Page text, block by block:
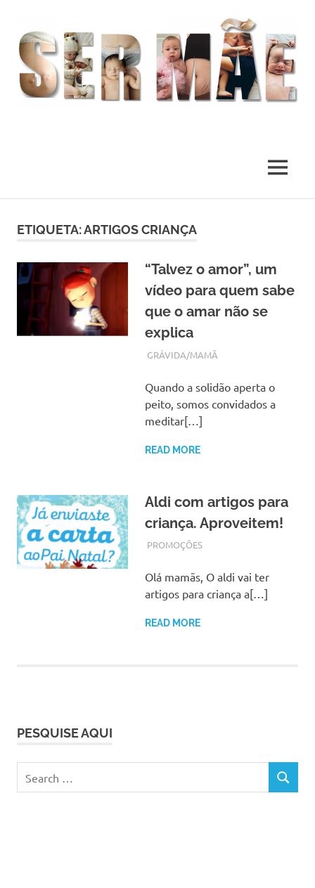
MENU
ETIQUETA:ARTIGOS CRIANÇA
“Talvez o amor”, um
vídeo para quem sabe
que o amar não se
explica
NOVEMBRO 22, 2018
ADMIN
GRÁVIDA/MAMÃ
Quando a solidão aperta o
peito, somos convidados a
meditar[…]
READ MORE
Aldi com artigos para
criança. Aproveitem!
NOVEMBRO 22, 2017
ADMIN
PROMOÇÕES
Olá mamãs, O aldi vai ter
artigos para criança a[…]
READ MORE
PESQUISE AQUI
for:
SEARCH